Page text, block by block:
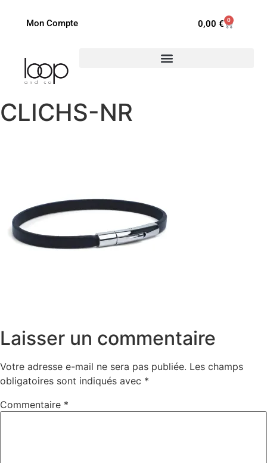
Mon Compte 0,00 € 0
CLICHS-NR
Laisser un commentaire
Votre adresse e-mail ne sera pas publiée. Les champs
obligatoires sont indiqués avec *
Commentaire *